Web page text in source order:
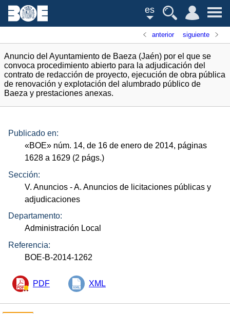
es
anterior siguiente
Anuncio del Ayuntamiento de Baeza (Jaén) por el que se
convoca procedimiento abierto para la adjudicación del
contrato de redacción de proyecto, ejecución de obra pública
de renovación y explotación del alumbrado público de
Baeza y prestaciones anexas.
Publicado en:
«BOE» núm. 14, de 16 de enero de 2014, páginas
1628 a 1629 (2 págs.)
Sección:
V. Anuncios - A. Anuncios de licitaciones públicas y
adjudicaciones
Departamento:
Administración Local
Referencia:
BOE-B-2014-1262
PDF XML